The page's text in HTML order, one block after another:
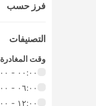
فرز حسب
التصنيفات
وقت المغادرة
٠٠:٠٠ ‏- ٠٦:٠٠
٠٦:٠٠ ‏- ١٢:٠٠
١٢:٠٠ ‏- ١٨:٠٠